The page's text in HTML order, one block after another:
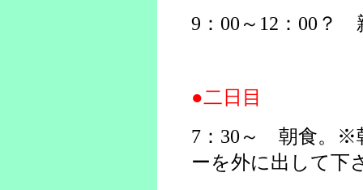
9：00～12：00？
●二日目
7：30～ 朝食。※
ーを外に出して下